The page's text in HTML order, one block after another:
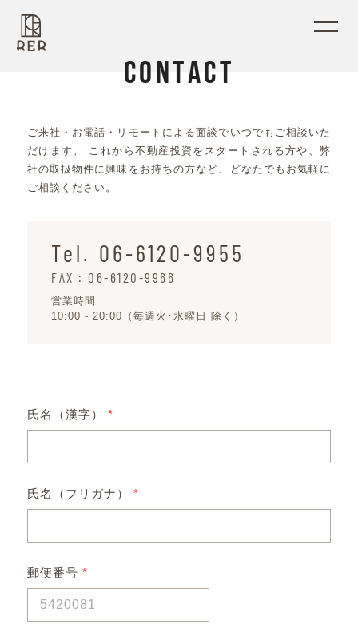
CON T AC T
ご来社・お電話・リモートによる面談でいつでもご相談いた
だけます。
これから不動産投資をスタートされる方や、弊
社の取扱物件に興味をお持ちの方など、
どなたでもお気軽に
ご相談ください。
Tel. 06-6120-9955
FAX : 06-6120-9966
営業時間
10:00 - 20:00（毎週火･水曜日 除く）
氏名（漢字） *
氏名（フリガナ） *
郵便番号 *